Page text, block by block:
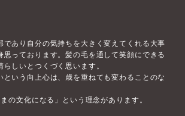
であり自分の気持ちを大きく変えてくれる大事
思っております。髪の毛を通して笑顔にできる
しいとつくづく思います。
という向上心は、歳を重ねても変わることのな
の文化になる」という理念があります。